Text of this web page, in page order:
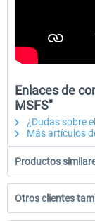
Enlaces de
MSFS"
¿Dudas sobre
Más artículos
Productos
Otros clientes